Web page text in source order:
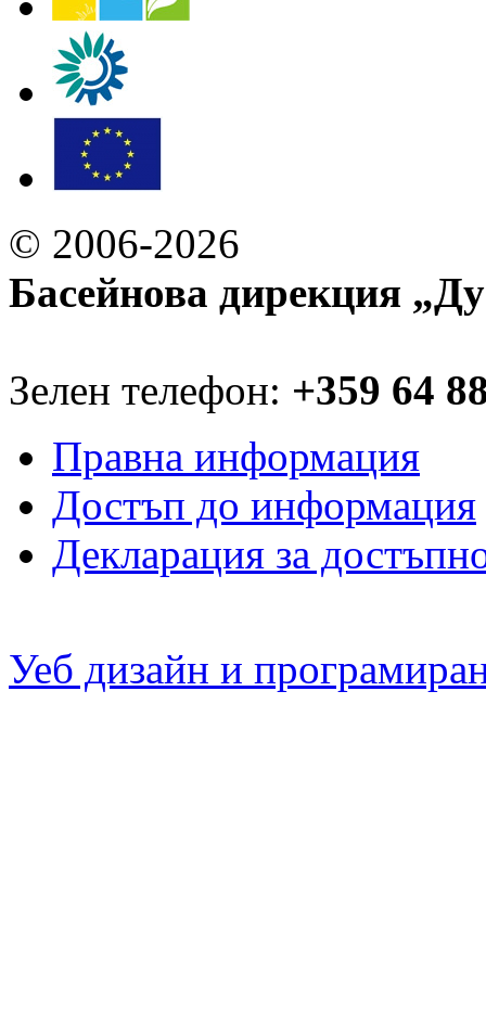
© 2006-2026
Басейнова дирекция
Зелен телефон: +359 64
Правна информация
Достъп до информация
Декларация за
Уеб дизайн и